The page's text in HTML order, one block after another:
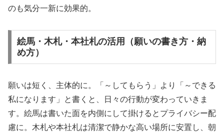
のも気分一新に効果的。
絵馬・木札・本社札の活用（願いの書き方・納
め方）
願いは短く、主体的に。「～してもらう」より「～できる
私になります」と書くと、日々の行動が変わっていきま
す。絵馬は書いた面を内側にして掛けるとプライバシー配
慮に。木札や本社札は清潔で静かな高い場所に安置し、朝